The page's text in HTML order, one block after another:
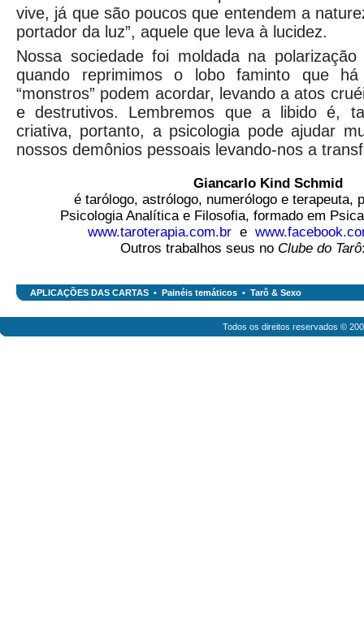
vive, já que são poucos que entendem a
portador da luz”, aquele que leva à lucidez.
Nossa sociedade foi moldada na polarização
quando reprimimos o lobo faminto que
“monstros” podem acordar, levando a atos
e destrutivos. Lembremos que a libido é,
criativa, portanto, a psicologia pode ajudar
nossos demônios pessoais levando-nos a
Giancarlo Kind Schmid
é tarólogo, astrólogo, numerólogo e terapeuta,
Psicologia Analítica e Filosofia, formado em
www.taroterapia.com.bre
Outros trabalhos seus no Clube do Tarô
APLICAÇÕES DAS CARTAS • Painéis temáticos • Tarô & Sexo
Todos os direitos reservados ©